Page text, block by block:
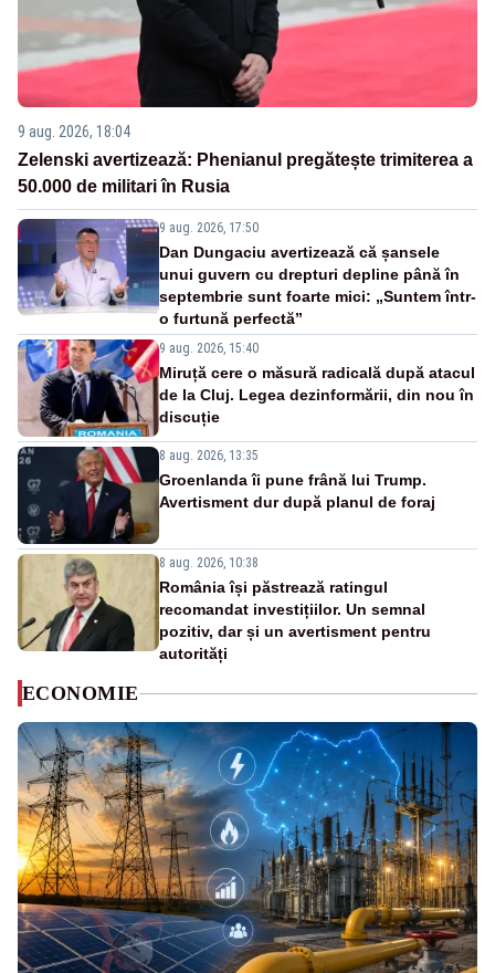
9 aug. 2026, 18:04
Zelenski avertizează: Phenianul pregătește trimiterea a
50.000 de militari în Rusia
9 aug. 2026, 17:50
Dan Dungaciu avertizează că șansele
unui guvern cu drepturi depline până în
septembrie sunt foarte mici: „Suntem într-
o furtună perfectă”
9 aug. 2026, 15:40
Miruță cere o măsură radicală după atacul
de la Cluj. Legea dezinformării, din nou în
discuție
8 aug. 2026, 13:35
Groenlanda îi pune frână lui Trump.
Avertisment dur după planul de foraj
8 aug. 2026, 10:38
România își păstrează ratingul
recomandat investițiilor. Un semnal
pozitiv, dar și un avertisment pentru
autorități
ECONOMIE